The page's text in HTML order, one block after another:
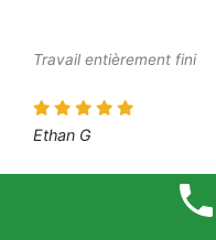
Travail entièrement fini
Ethan G
Intervention très